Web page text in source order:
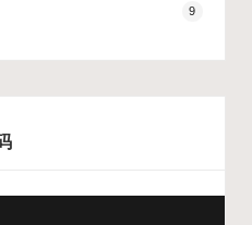
9